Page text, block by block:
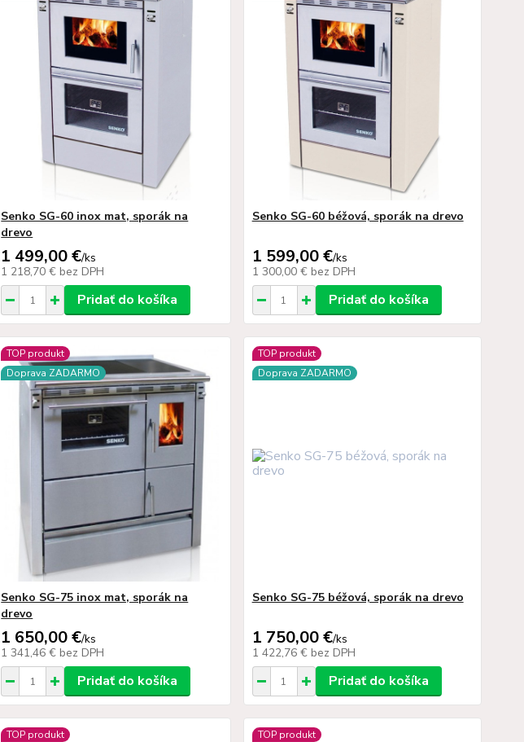
Senko SG-60 inox mat, sporák na
drevo
1 499,00 €/ks
1 218,70 € bez DPH
Pridať do košíka
Senko SG-60 béžová, sporák na drevo
1 599,00 €/ks
1 300,00 € bez DPH
Pridať do košíka
TOP produkt
Doprava ZADARMO
Senko SG-75 inox mat, sporák na
drevo
1 650,00 €/ks
1 341,46 € bez DPH
Pridať do košíka
TOP produkt
Doprava ZADARMO
Senko SG-75 béžová, sporák na drevo
1 750,00 €/ks
1 422,76 € bez DPH
Pridať do košíka
TOP produkt
TOP produkt